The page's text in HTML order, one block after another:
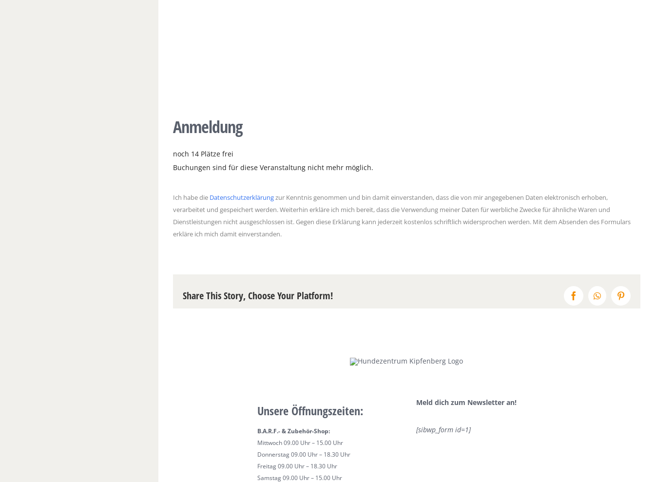
Anmeldung
noch 14 Plätze frei
Buchungen sind für diese Veranstaltung nicht mehr möglich.
Ich habe die Datenschutzerklärungzur Kenntnis genommen und bin damit einverstanden, dass die von mir angegebenen Daten elektronisch erhoben,
verarbeitet und gespeichert werden. Weiterhin erkläre ich mich bereit, dass die Verwendung meiner Daten für werbliche Zwecke für ähnliche Waren und
Dienstleistungen nicht ausgeschlossen ist. Gegen diese Erklärung kann jederzeit kostenlos schriftlich widersprochen werden. Mit dem Absenden des Formulars
erkläre ich mich damit einverstanden.
Share This Story, Choose Your Platform! FacebookWhatsAppPinterest
Unsere Öffnungszeiten:
B.A.R.F.- & Zubehör-Shop:
Mittwoch 09.00 Uhr – 15.00 Uhr
Donnerstag 09.00 Uhr – 18.30 Uhr
Freitag 09.00 Uhr – 18.30 Uhr
Samstag 09.00 Uhr – 15.00 Uhr
Meld dich zum Newsletter an!
[sibwp_form id=1]